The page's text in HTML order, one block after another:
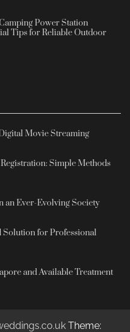
Power Station
Tips for Reliable Outdoor
Movie Streaming
Simple Methods
an Ever-Evolving Society
Solution for Professional
and Available Treatment
Theme: